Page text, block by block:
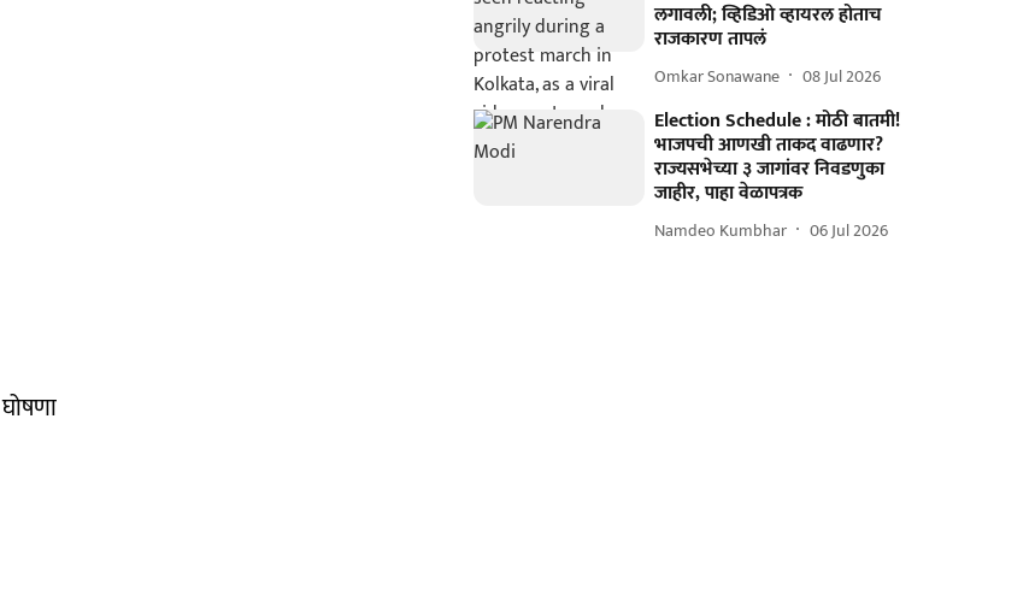
लगावली; व्हिडिओ व्हायरल होताच
राजकारण तापलं
Omkar Sonawane 08 Jul 2026
Election Schedule : मोठी बातमी!
भाजपची आणखी ताकद वाढणार?
राज्यसभेच्या ३ जागांवर निवडणुका
जाहीर, पाहा वेळापत्रक
Namdeo Kumbhar 06 Jul 2026